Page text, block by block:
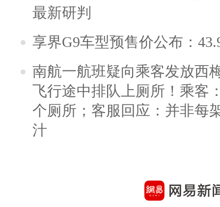
最新研判
享界G9车型预售价公布：
南航一航班疑向乘客发放西
飞行途中排队上厕所！乘客
个厕所；客服回应：并非每
汁